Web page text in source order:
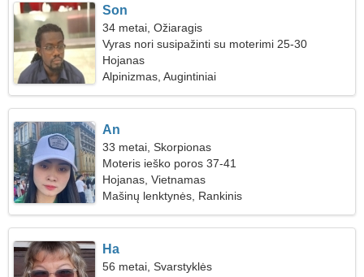
Son
34 metai, Ožiaragis
Vyras nori susipažinti su moterimi 25-30
Hojanas
Alpinizmas, Augintiniai
An
33 metai, Skorpionas
Moteris ieško poros 37-41
Hojanas, Vietnamas
Mašinų lenktynės, Rankinis
Ha
56 metai, Svarstyklės